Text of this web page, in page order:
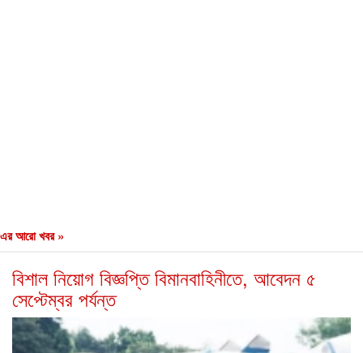
এর আরো খবর »
বিশাল নিয়োগ বিজ্ঞপ্তি বিমানবাহিনীতে, আবেদন ৫
সেপ্টেম্বর পর্যন্ত